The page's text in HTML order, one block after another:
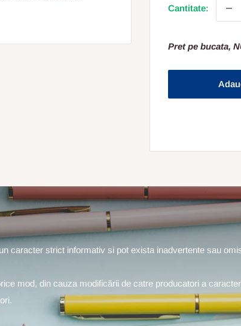
Cantitate:
Pret pe bucata,
caracter strict informativ si pot exista inadvertente sau
mod, din cauza modificării de catre producatori a